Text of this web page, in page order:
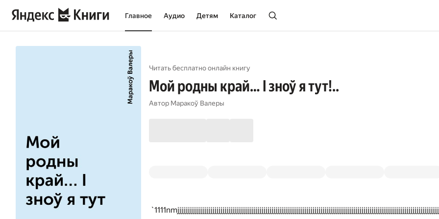
Главное Аудио Детям Каталог
Читать бесплатно онлайн книгу
Мой родны край… I зноў я тут!..
Автор Маракоў Валеры